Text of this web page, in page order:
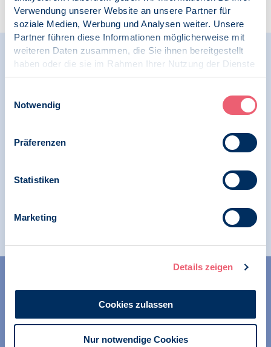
Verwendung unserer Website an unsere Partner für
soziale Medien, Werbung und Analysen weiter. Unsere
Partner führen diese Informationen möglicherweise mit
weiteren Daten zusammen, die Sie ihnen bereitgestellt
haben oder die sie im Rahmen Ihrer Nutzung der Dienste
gesammelt haben.
Notwendig
Präferenzen
Statistiken
Marketing
Details zeigen
Cookies zulassen
Nur notwendige Cookies
Relevante Nachrichten
19.06.2025
e. V. (BDP) zur Stärkung der Psychosozialen